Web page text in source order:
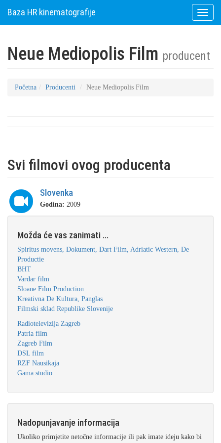
Toggle
Baza HR kinematografije
Neue Mediopolis Film producent
Početna Producenti Neue Mediopolis Film
Svi filmovi ovog producenta
Slovenka
Godina: 2009
Možda će vas zanimati ...
Spiritus movens, Dokument, Dart Film, Adriatic Western, De
Productie
BHT
Vardar film
Sloane Film Production
Kreativna De Kultura, Panglas
Filmski sklad Republike Slovenije
Radiotelevizija Zagreb
Patria film
Zagreb Film
DSL film
RZF Nausikaja
Gama studio
Nadopunjavanje informacija
Ukoliko primjetite netočne informacije ili pak imate ideju kako bi